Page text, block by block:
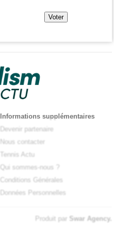
Informations supplémentaires
Devenir partenaire
Nous contacter
Tennis Actu
Qui sommes-nous ?
Conditions Générales
Données Personnelles
Produit par Swar Agency.